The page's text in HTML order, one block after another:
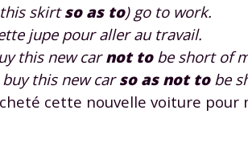
skirtso as to) go to work.
jupe pour aller au travail.
this new carnot tobe short of
this new carso as not tobe
cette nouvelle voiture pour